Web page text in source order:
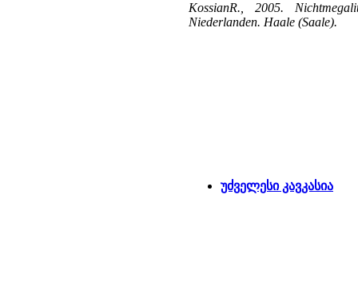
KossianR., 2005.
Niederlanden. Haale (Saale).
უძველესი კავკასია